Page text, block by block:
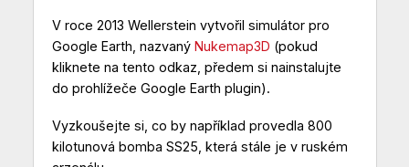
V roce 2013 Wellerstein vytvořil simulátor pro
Google Earth, nazvaný Nukemap3D (pokud
kliknete na tento odkaz, předem si nainstalujte
do prohlížeče Google Earth plugin).
Vyzkoušejte si, co by například provedla 800
kilotunová bomba SS25, která stále je v ruském